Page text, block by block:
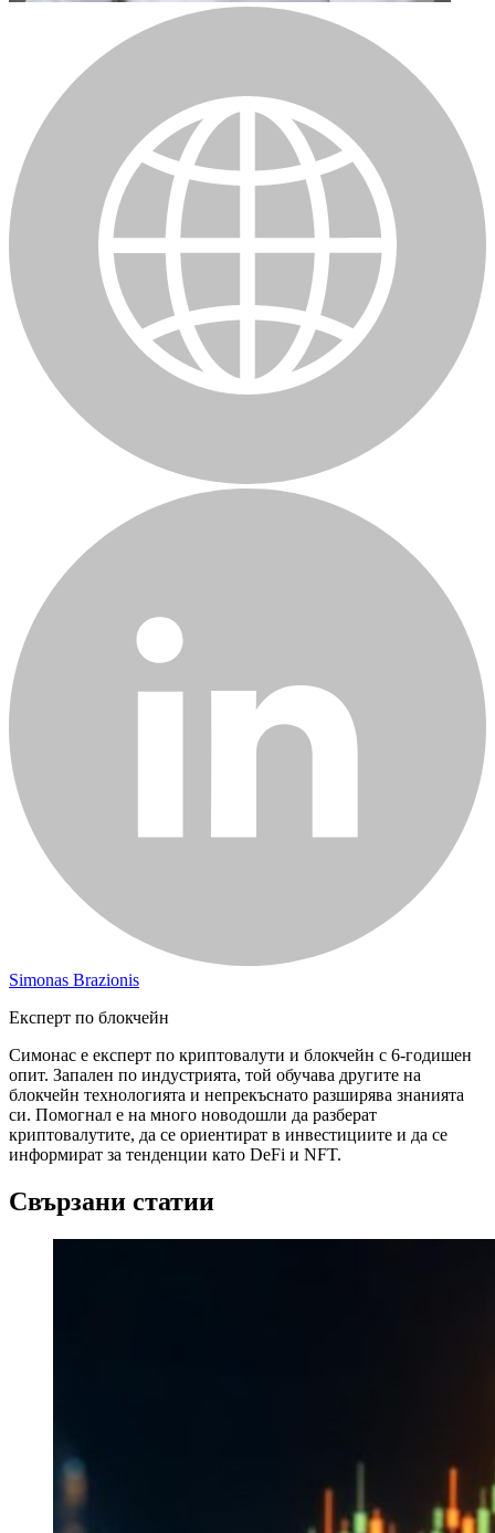
Simonas Brazionis
Експерт по блокчейн
Симонас е експерт по криптовалути и блокчейн с 6-годишен
опит. Запален по индустрията, той обучава другите на
блокчейн технологията и непрекъснато разширява знанията
си. Помогнал е на много новодошли да разберат
криптовалутите, да се ориентират в инвестициите и да се
информират за тенденции като DeFi и NFT.
Свързани статии